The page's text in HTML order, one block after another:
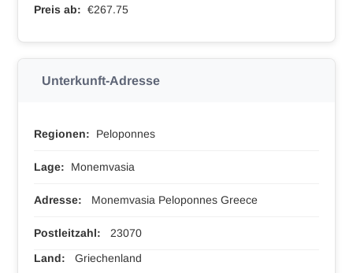
Preis ab: €267.75
Unterkunft-Adresse
Regionen: Peloponnes
Lage: Monemvasia
Adresse: Monemvasia Peloponnes Greece
Postleitzahl:
23070
Land:
Griechenland